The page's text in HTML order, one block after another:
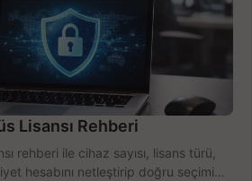
Lisansı Rehberi
rehberi ile cihaz sayısı, lisans türü,
hesabını netleştirip doğru seçimi